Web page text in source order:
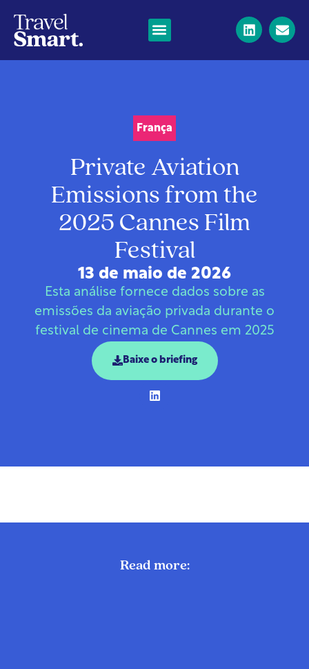
França
Private Aviation
Emissions from the
2025 Cannes Film
Festival
13 de maio de 2026
Esta análise fornece dados sobre as
emissões da aviação privada durante o
festival de cinema de Cannes em 2025
Baixe o briefing
Read more: